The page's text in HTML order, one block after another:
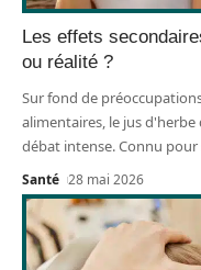
Les effets
ou réalité ?
Sur fond de
alimentaires, le jus
débat intense. Connu pour
Santé 28 mai 2026